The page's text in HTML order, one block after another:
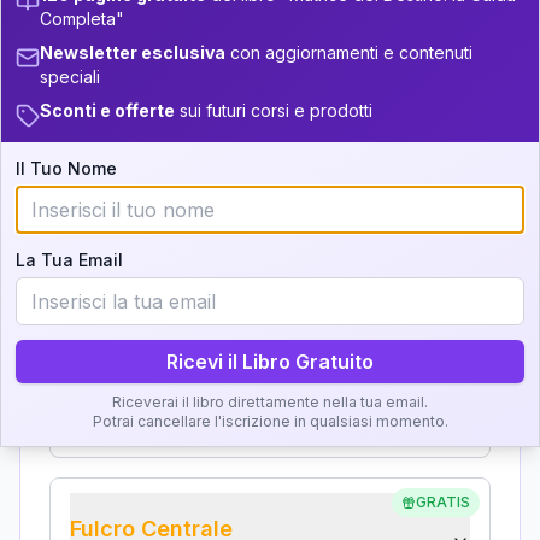
14-16
16-17.5 +7 21
17.5-18.5 + 14
Analisi, Significato e
Interpretazione
Clicca su ogni zona per leggere la definizione e
Zona del Ritratto
Importanza:
Karma Genitore-Figlio
Importanza:
GRATIS
Fulcro Centrale
Completa"
Newsletter esclusiva con aggiornamenti e contenuti
speciali
Sconti e offerte sui futuri corsi e prodotti
Il Tuo Nome
La Tua Email
Ricevi il Libro Gratuito
Riceverai il libro direttamente nella tua email.
Potrai cancellare l'iscrizione in qualsiasi momento.